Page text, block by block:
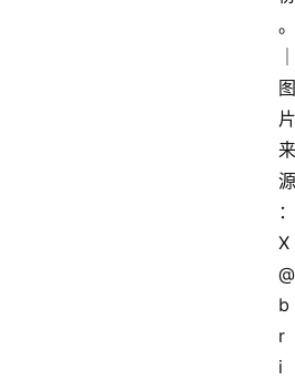
。
图
片
来
源
：
X
@
b
r
i